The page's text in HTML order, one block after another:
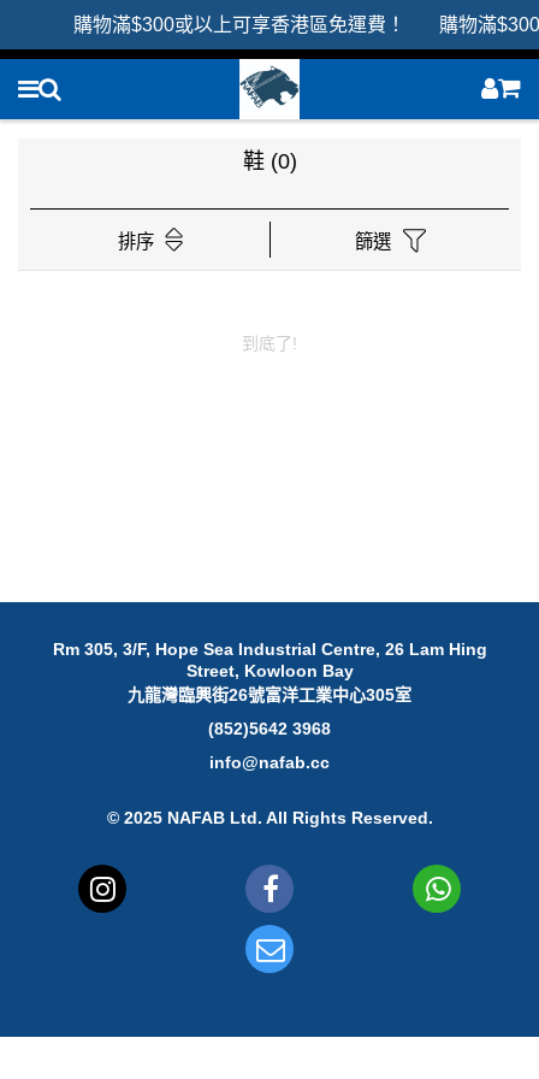
購物滿$300或以上可享香港區免運費！ 購物滿$300
鞋 (0)
排序 篩選
到底了!
Rm 305, 3/F, Hope Sea Industrial Centre, 26 Lam Hing
Street, Kowloon Bay
九龍灣臨興街26號富洋工業中心305室
(852)5642 3968
info@nafab.cc
© 2025 NAFAB Ltd. All Rights Reserved.